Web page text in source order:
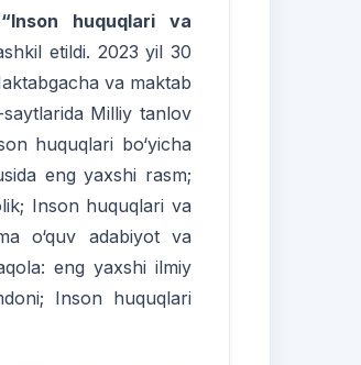
“Inson huquqlari va
etildi. 2023 yil 30
va maktab
Milliy tanlov
huquqlari bo‘yicha
eng yaxshi rasm;
Inson huquqlari va
o‘quv adabiyot va
eng yaxshi ilmiy
Inson huquqlari